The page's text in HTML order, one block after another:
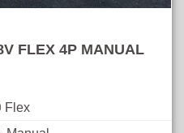
FLEX 4P MANUAL
Flex